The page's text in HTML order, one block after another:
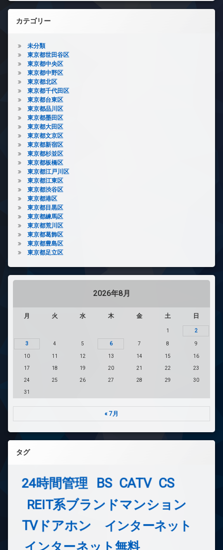
カテゴリー
未分類
東京都世田谷区
東京都中央区
東京都中野区
東京都北区
東京都千代田区
東京都台東区
東京都品川区
東京都墨田区
東京都大田区
東京都文京区
東京都新宿区
東京都杉並区
東京都板橋区
東京都江戸川区
東京都江東区
東京都渋谷区
東京都港区
東京都目黒区
東京都練馬区
東京都荒川区
東京都葛飾区
東京都豊島区
東京都足立区
2026年8月
月 火 水 木 金 土 日
1 2
3 4 5 6 7 8 9
10 11 12 13 14 15 16
17 18 19 20 21 22 23
24 25 26 27 28 29 30
31
« 7月
タグ
24時間管理 BS CATV CS
REIT系ブランドマンション
TVドアホン インターネット
インターネット無料